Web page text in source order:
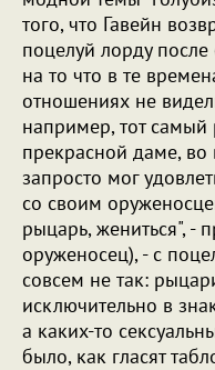
того, что Гавейн
поцелуй лорду после
на то что в те
отношениях не
например, тот
прекрасной даме, во
запросто мог
со своим
рыцарь, жениться", -
оруженосец), - с
совсем не так:
исключительно в
а каких-то
было, как гласят